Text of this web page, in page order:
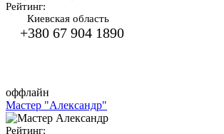
Рейтинг:
Киевская область
+380 67 904 1890
оффлайн
Мастер "Александр"
Рейтинг: